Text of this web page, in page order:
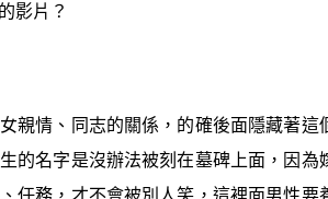
影片？
親情、同志的關係，的確後面隱藏著這
的名字是沒辦法被刻在墓碑上面，因為
任務，才不會被別人笑，這裡面男性要